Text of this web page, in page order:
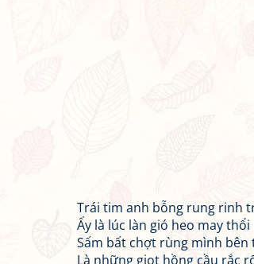
Trái tim anh bỗng rung rinh
Ấy là lúc làn gió heo may thổi
Sấm bất chợt rùng mình bên
Là những giọt hồng cầu rắc